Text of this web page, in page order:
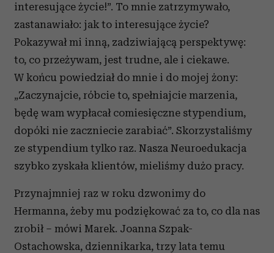
interesujące życie!”. To mnie zatrzymywało,
zastanawiało: jak to interesujące życie?
Pokazywał mi inną, zadziwiającą perspektywę:
to, co przeżywam, jest trudne, ale i ciekawe.
W końcu powiedział do mnie i do mojej żony:
„Zaczynajcie, róbcie to, spełniajcie marzenia,
będę wam wypłacał comiesięczne stypendium,
dopóki nie zaczniecie zarabiać”. Skorzystaliśmy
ze stypendium tylko raz. Nasza Neuroedukacja
szybko zyskała klientów, mieliśmy dużo pracy.
Przynajmniej raz w roku dzwonimy do
Hermanna, żeby mu podziękować za to, co dla nas
zrobił – mówi Marek. Joanna Szpak-
Ostachowska, dziennikarka, trzy lata temu